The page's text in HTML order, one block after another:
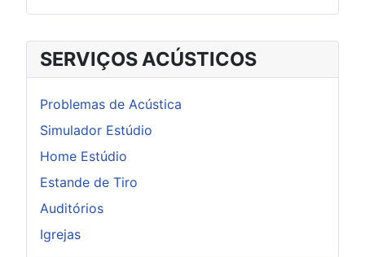
SERVIÇOS ACÚSTICOS
Problemas de Acústica
Simulador Estúdio
Home Estúdio
Estande de Tiro
Auditórios
Igrejas